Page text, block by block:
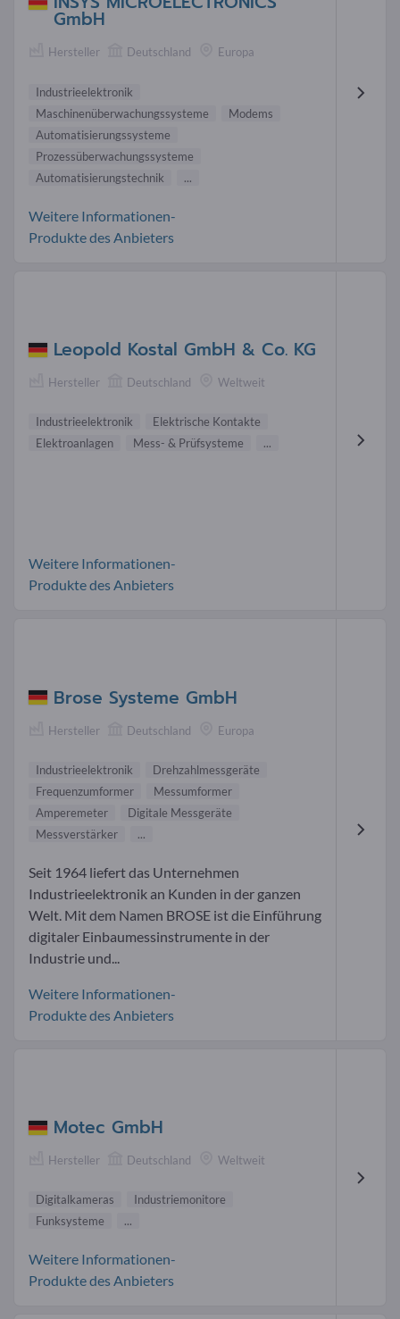
GmbH
Hersteller Deutschland Europa
Industrieelektronik
Maschinenüberwachungssysteme
Modems
Automatisierungssysteme
Prozessüberwachungssysteme
Automatisierungstechnik
...
Weitere Informationen-
Produkte des Anbieters
Leopold Kostal GmbH & Co. KG
Hersteller Deutschland Weltweit
Industrieelektronik
Elektrische Kontakte
Elektroanlagen
Mess- & Prüfsysteme ...
Weitere Informationen-
Produkte des Anbieters
Brose Systeme GmbH
Hersteller Deutschland Europa
Industrieelektronik
Drehzahlmessgeräte
Frequenzumformer
Messumformer
Amperemeter
Digitale Messgeräte
Messverstärker
...
Seit 1964 liefert das Unternehmen
Industrieelektronik an Kunden in der ganzen
Welt. Mit dem Namen BROSE ist die Einführung
digitaler Einbaumessinstrumente in der
Industrie und...
Weitere Informationen-
Produkte des Anbieters
Motec GmbH
Hersteller Deutschland Weltweit
Digitalkameras
Industriemonitore
Funksysteme
...
Weitere Informationen-
Produkte des Anbieters